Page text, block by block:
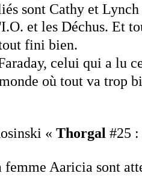
sont Cathy et Lynch
et les Déchus. Et
fini bien.
celui qui a lu
où tout va trop
« Thorgal #25
femme Aaricia sont